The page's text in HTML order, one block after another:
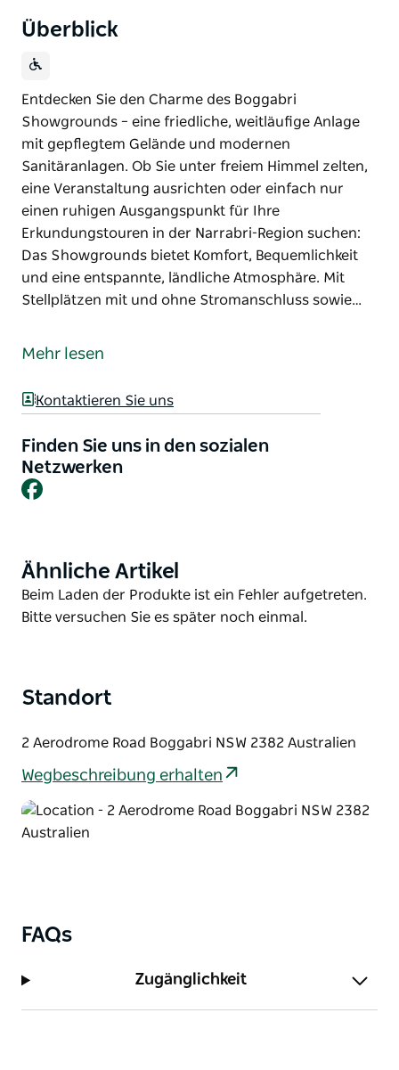
Überblick
Entdecken Sie den Charme des Boggabri
Showgrounds – eine friedliche, weitläufige Anlage
mit gepflegtem Gelände und modernen
Sanitäranlagen. Ob Sie unter freiem Himmel zelten,
eine Veranstaltung ausrichten oder einfach nur
einen ruhigen Ausgangspunkt für Ihre
Erkundungstouren in der Narrabri-Region suchen:
Das Showgrounds bietet Komfort, Bequemlichkeit
und eine entspannte, ländliche Atmosphäre. Mit
Stellplätzen mit und ohne Stromanschluss sowie…
Showgrounds – eine friedliche, weitläufige Anlage
Sanitäranlagen. Ob Sie unter freiem Himmel zelten,
eine Veranstaltung ausrichten oder einfach nur
Erkundungstouren in der Narrabri-Region suchen:
Das Showgrounds bietet Komfort, Bequemlichkeit
und eine entspannte, ländliche Atmosphäre. Mit
buchen, ist für jeden etwas dabei.
Mehr lesen
Kontaktieren Sie uns
Finden Sie uns in den sozialen
Netzwerken
Facebook
Product
List
Ähnliche Artikel
Product
List
Beim Laden der Produkte ist ein Fehler aufgetreten.
Bitte versuchen Sie es später noch einmal.
Standort
2 Aerodrome Road Boggabri NSW 2382 Australien
Wegbeschreibung erhalten
FAQs
Zugänglichkeit